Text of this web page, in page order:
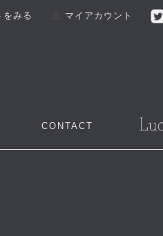
をみる マイアカウント
CONTACT